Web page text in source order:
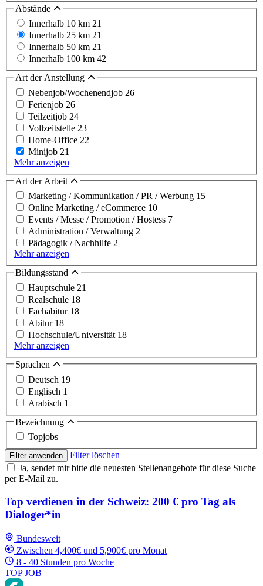
Abstände
Innerhalb 10 km 21
Innerhalb 25 km 21
Innerhalb 50 km 21
Innerhalb 100 km 42
Art der Anstellung
Nebenjob/Wochenendjob 26
Ferienjob 26
Teilzeitjob 24
Vollzeitstelle 23
Home-Office 22
Minijob 21
Mehr anzeigen
Art der Arbeit
Marketing / Kommunikation / PR / Werbung 15
Online Marketing / eCommerce 10
Events / Messe / Promotion / Hostess 7
Administration / Verwaltung 2
Pädagogik / Nachhilfe 2
Mehr anzeigen
Bildungsstand
Hauptschule 21
Realschule 18
Fachabitur 18
Abitur 18
Hochschule/Universität 18
Mehr anzeigen
Sprachen
Deutsch 19
Englisch 1
Arabisch 1
Bezeichnung
Topjobs
Filter anwenden
Filter löschen
Ja, sendet mir bitte die neuesten Stellenangebote für diese Suche
per E-Mail zu.
Top verdienen in der Schweiz: 200 € pro Tag als
Dialoger*in
Bundesweit
Zwischen 4,400€ und 5,900€ pro Monat
8 - 40 Stunden pro Woche
TOP JOB